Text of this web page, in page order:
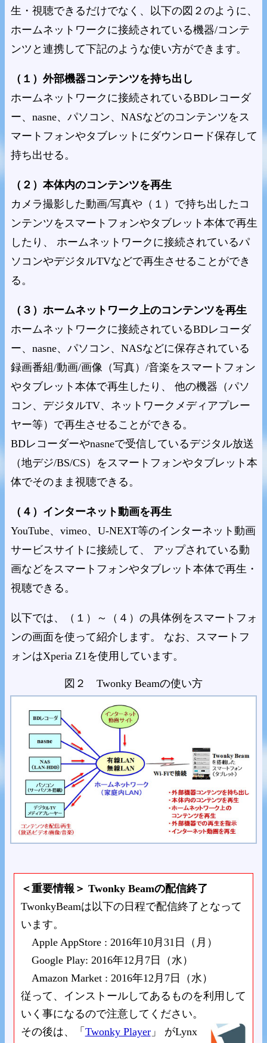
生・視聴できるだけでなく、以下の図２のように、
ホームネットワークに接続されている機器/コンテ
ンツと連携して下記のような使い方ができます。
（１）外部機器コンテンツを持ち出し
ホームネットワークに接続されているBDレコーダ
ー、nasne、パソコン、NASなどのコンテンツをス
マートフォンやタブレットにダウンロード保存して
持ち出せる。
（２）本体内のコンテンツを再生
カメラ撮影した動画/写真や（１）で持ち出したコ
ンテンツをスマートフォンやタブレット本体で再生
したり、 ホームネットワークに接続されているパ
ソコンやデジタルTVなどで再生させることができ
る。
（３）ホームネットワーク上のコンテンツを再生
ホームネットワークに接続されているBDレコーダ
ー、nasne、パソコン、NASなどに保存されている
録画番組/動画/画像（写真）/音楽をスマートフォン
やタブレット本体で再生したり、 他の機器（パソ
コン、デジタルTV、ネットワークメディアプレー
ヤー等）で再生させることができる。
BDレコーダーやnasneで受信しているデジタル放送
（地デジ/BS/CS）をスマートフォンやタブレット本
体でそのまま視聴できる。
（４）インターネット動画を再生
YouTube、vimeo、U-NEXT等のインターネット動画
サービスサイトに接続して、 アップされている動
画などをスマートフォンやタブレット本体で再生・
視聴できる。
以下では、（１）～（４）の具体例をスマートフォ
ンの画面を使って紹介します。 なお、スマートフ
ォンはXperia Z1を使用しています。
図２ Twonky Beamの使い方
＜重要情報＞ Twonky Beamの配信終了
TwonkyBeamは以下の日程で配信終了となって
います。
Apple AppStore : 2016年10月31日（月）
Google Play: 2016年12月7日（水）
Amazon Market : 2016年12月7日（水）
従って、インストールしてあるものを利用して
いく事になるので注意してください。
その後は、「 Twonky Player」 がLynx